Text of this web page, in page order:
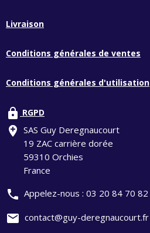
Livraison
Conditions générales de ventes
Conditions générales d'utilisation
lock RGPD
add_location SAS Guy Deregnaucourt
19 ZAC carrière dorée
59310 Orchies
France
phone Appelez-nous : 03 20 84 70 82
mail contact@guy-deregnaucourt.fr